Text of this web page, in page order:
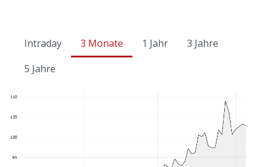
Intraday 3 Monate 1 Jahr
3 Jahre
5 Jahre